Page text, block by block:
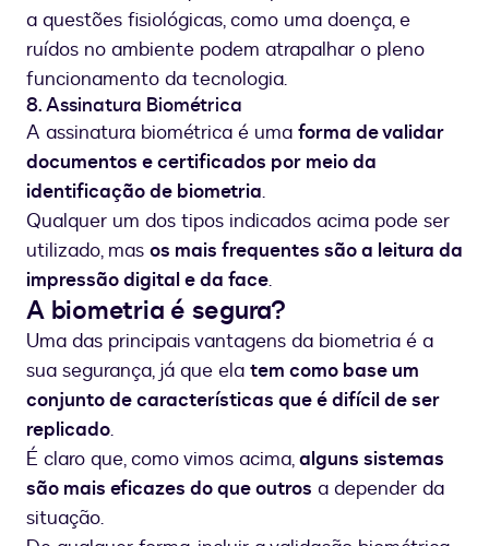
a questões fisiológicas, como uma doença, e
ruídos no ambiente podem atrapalhar o pleno
funcionamento da tecnologia.
8. Assinatura Biométrica
A assinatura biométrica é uma forma de validar
documentos e certificados por meio da
identificação de biometria.
Qualquer um dos tipos indicados acima pode ser
utilizado, mas os mais frequentes são a leitura da
impressão digital e da face.
A biometria é segura?
Uma das principais vantagens da biometria é a
sua segurança, já que ela tem como base um
conjunto de características que é difícil de ser
replicado.
É claro que, como vimos acima,alguns sistemas
são mais eficazes do que outros a depender da
situação.